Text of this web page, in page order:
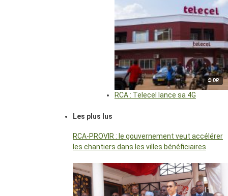
© DR
RCA : Telecel lance sa 4G
Les plus lus
RCA-PROVIR : le gouvernement veut accélérer
les chantiers dans les villes bénéficiaires